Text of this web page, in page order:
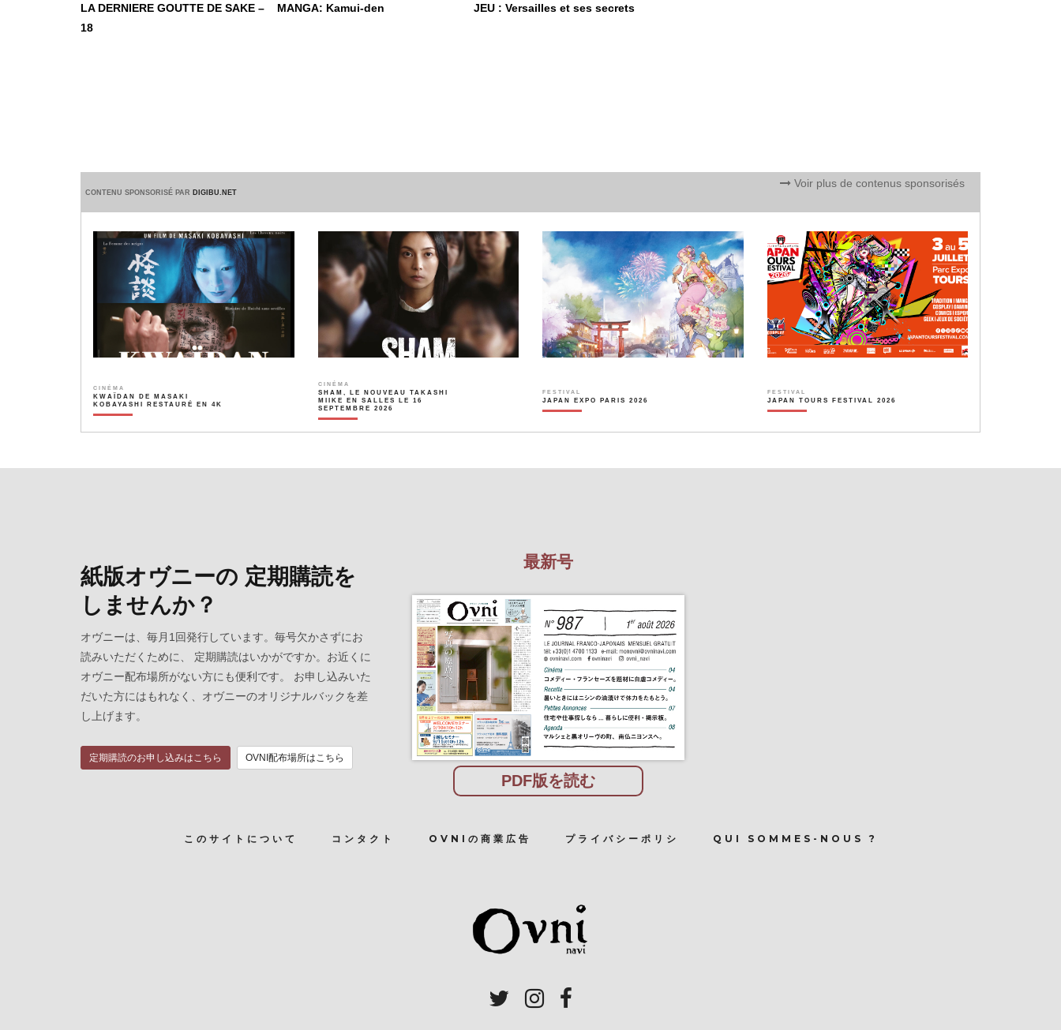
LA DERNIERE GOUTTE DE SAKE –
18
MANGA: Kamui-den JEU : Versailles et ses secrets
CONTENU SPONSORISÉ PAR DIGIBU.NET
Voir plus de contenus sponsorisés
CINÉMA
KWAÏDAN DE MASAKI
KOBAYASHI RESTAURÉ EN 4K
CINÉMA
SHAM, LE NOUVEAU TAKASHI
MIIKE EN SALLES LE 16
SEPTEMBRE 2026
FESTIVAL
JAPAN EXPO PARIS 2026
FESTIVAL
JAPAN TOURS FESTIVAL 2026
紙版オヴニーの 定期購読を
しませんか？
オヴニーは、毎月1回発行しています。毎号欠かさずにお
読みいただくために、 定期購読はいかがですか。お近くに
オヴニー配布場所がない方にも便利です。 お申し込みいた
だいた方にはもれなく、オヴニーのオリジナルバックを差
し上げます。
定期購読のお申し込みはこちら OVNI配布場所はこちら
最新号
PDF版を読む
このサイトについて コンタクト OVNIの商業広告 プライバシーポリシ QUI SOMMES-NOUS ?